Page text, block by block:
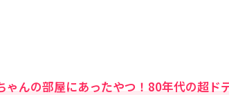
ゃんの部屋にあったやつ！80年代の超ド